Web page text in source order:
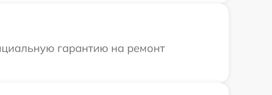
гарантию на ремонт